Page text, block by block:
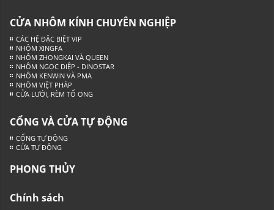
CỬA NHÔM KÍNH CHUYÊN NGHIỆP
CÁC HỆ ĐẶC BIỆT VIP
NHÔM XINGFA
NHÔM ZHONGKAI VÀ QUEEN
NHÔM NGỌC DIỆP - DINOSTAR
NHÔM KENWIN VÀ PMA
NHÔM VIỆT PHÁP
CỬA LƯỚI, RÈM TỔ ONG
CỔNG VÀ CỬA TỰ ĐỘNG
CỔNG TỰ ĐỘNG
CỬA TỰ ĐỘNG
PHONG THỦY
Chính sách